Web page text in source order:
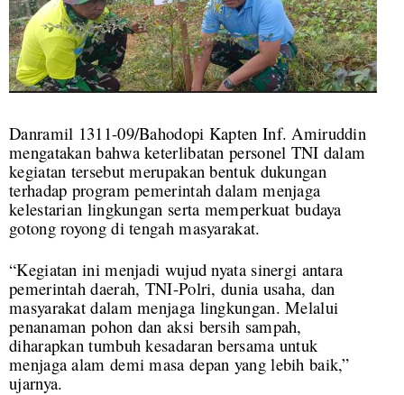
Danramil 1311-09/Bahodopi Kapten Inf. Amiruddin
mengatakan bahwa keterlibatan personel TNI dalam
kegiatan tersebut merupakan bentuk dukungan
terhadap program pemerintah dalam menjaga
kelestarian lingkungan serta memperkuat budaya
gotong royong di tengah masyarakat.
“Kegiatan ini menjadi wujud nyata sinergi antara
pemerintah daerah, TNI-Polri, dunia usaha, dan
masyarakat dalam menjaga lingkungan. Melalui
penanaman pohon dan aksi bersih sampah,
diharapkan tumbuh kesadaran bersama untuk
menjaga alam demi masa depan yang lebih baik,”
ujarnya.